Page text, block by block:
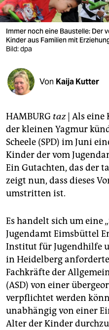
verlag
veranstaltungen
shop
fragen & hilfe
unterstützen
genossenschaft
epaper login
Immer noch eine Baustelle: Der
Kinder aus Familien mit
Bild: dpa
Von Kaija Kutter
HAMBURG taz| Als eine
der kleinen Yagmur
Scheele (SPD) im Juni
Kinder der vom
Ein Gutachten, das der
zeigt nun, dass dieses
umstritten ist.
Es handelt sich um eine
Jugendamt Eimsbüttel
Institut für Jugendhilfe
in Heidelberg
Fachkräfte der
(ASD) von einer
verpflichtet werden
unabhängig von einer
Alter der Kinder